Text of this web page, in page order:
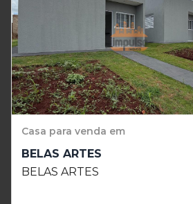
Casa para venda em
BELAS ARTES
BELAS ARTES